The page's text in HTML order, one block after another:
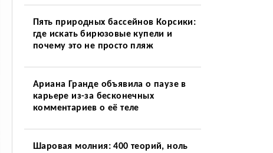
Пять природных бассейнов Корсики:
где искать бирюзовые купели и
почему это не просто пляж
Ариана Гранде объявила о паузе в
карьере из-за бесконечных
комментариев о её теле
Шаровая молния: 400 теорий, ноль